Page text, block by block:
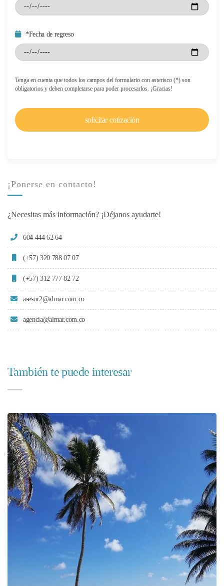
*Fecha de regreso
Tenga en cuenta que todos los campos del formulario con asterisco (*) son
obligatorios y deben completarse para poder procesarlos. ¡Gracias!
¡Ponerse en contacto!
¿Necesitas más información? ¡Déjanos ayudarte!
604 444 62 64
(+57) 320 788 07 07
(+57) 312 777 82 72
asesor2@almar.com.co
agencia@almar.com.co
También te puede interesar